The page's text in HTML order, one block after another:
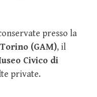
presso la
(GAM), il
Civico di
private.